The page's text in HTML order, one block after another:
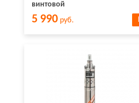
винтовой
5 990 руб.